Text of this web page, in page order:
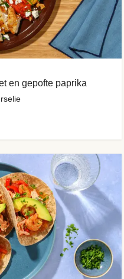
en gepofte paprika